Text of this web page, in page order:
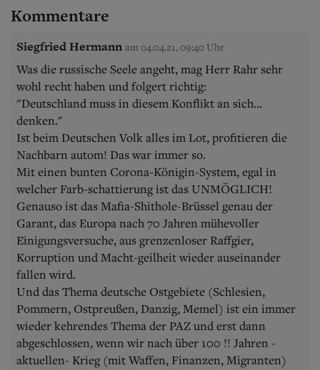
Kommentare
Siegfried Hermann am 04.04.21, 09:40 Uhr
Was die russische Seele angeht, mag Herr Rahr sehr
wohl recht haben und folgert richtig:
"Deutschland muss in diesem Konflikt an sich...
denken."
Ist beim Deutschen Volk alles im Lot, profitieren die
Nachbarn autom! Das war immer so.
Mit einen bunten Corona-Königin-System, egal in
welcher Farb-schattierung ist das UNMÖGLICH!
Genauso ist das Mafia-Shithole-Brüssel genau der
Garant, das Europa nach 70 Jahren mühevoller
Einigungsversuche, aus grenzenloser Raffgier,
Korruption und Macht-geilheit wieder auseinander
fallen wird.
Und das Thema deutsche Ostgebiete (Schlesien,
Pommern, Ostpreußen, Danzig, Memel) ist ein immer
wieder kehrendes Thema der PAZ und erst dann
abgeschlossen, wenn wir nach über 100 !! Jahren -
aktuellen- Krieg (mit Waffen, Finanzen, Migranten)